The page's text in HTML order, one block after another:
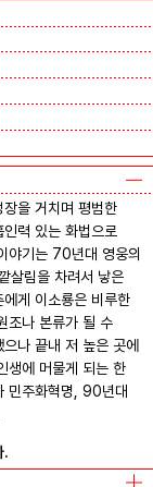
을 거치며 평범한
력 있는 화법으로
야기는 70년대 영웅의
살림을 차려서 낳은
게 이소룡은 비루한
조나 본류가 될 수
나 끝내 저 높은 곳에
생에 머물게 되는 한
민주화혁명, 90년대
.